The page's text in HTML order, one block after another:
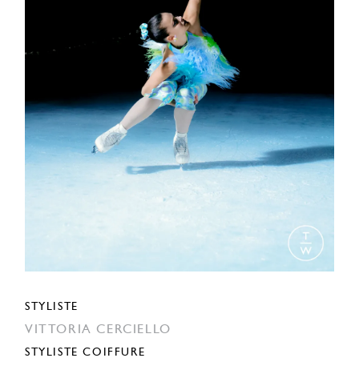
STYLISTE
VITTORIA CERCIELLO
STYLISTE COIFFURE